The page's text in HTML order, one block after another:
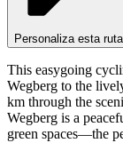
Personaliza esta ruta
This easygoing
Wegberg to the
km through the
Wegberg is a
green spaces—the